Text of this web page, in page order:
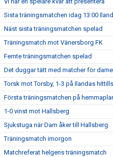
Sista träningsmatchen idag 13:00
Näst sista träningsmatchen spelad
Träningsmatch mot Vänersborg FK
Femte träningsmatchen spelad
Det duggar tätt med matcher för
Torsk mot Torsby, 1-3 på Ilandas
Första träningsmatchen på
1-0 vinst mot Hallsberg
Sjukstuga när Dam åker till Hallsberg
Träningsmatch imorgon
Matchreferat helgens träningsmatch